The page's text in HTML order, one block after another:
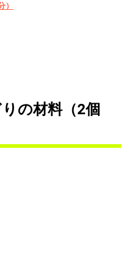
の材料（2個